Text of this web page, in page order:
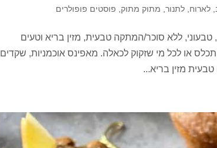
,לארוח ,לתנור מתוק מתוק פוסטים פופולרים
טבעוני, ללא סוכר/המתקה טבעית, מזין בריא וטעים
או לכל מי שזקוק לכאלה. מאפינס אוכמניות, שקדים
מזין בריא...